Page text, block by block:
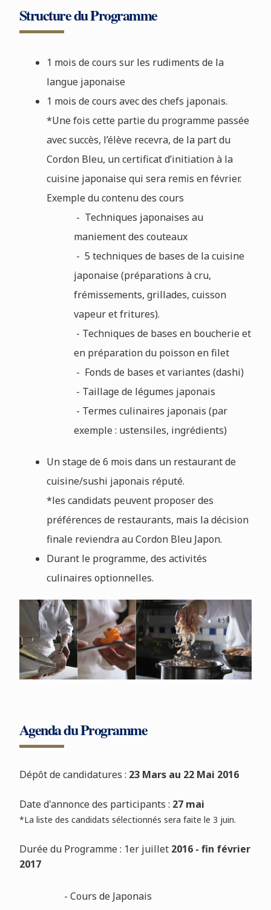
Structure du Programme
1 mois de cours sur les rudiments de la
langue japonaise
1 mois de cours avec des chefs japonais.
*Une fois cette partie du programme passée
avec succès, l’élève recevra, de la part du
Cordon Bleu, un certificat d’initiation à la
cuisine japonaise qui sera remis en février.
Exemple du contenu des cours
- Techniques japonaises au
maniement des couteaux
- 5 techniques de bases de la cuisine
japonaise (préparations à cru,
frémissements, grillades, cuisson
vapeur et fritures).
- Techniques de bases en boucherie et
en préparation du poisson en filet
- Fonds de bases et variantes (dashi)
- Taillage de légumes japonais
- Termes culinaires japonais (par
exemple : ustensiles, ingrédients)
Un stage de 6 mois dans un restaurant de
cuisine/sushi japonais réputé.
*les candidats peuvent proposer des
préférences de restaurants, mais la décision
finale reviendra au Cordon Bleu Japon.
Durant le programme, des activités
culinaires optionnelles.
Agenda du Programme
Dépôt de candidatures : 23 Mars au 22 Mai 2016
Date d'annonce des participants : 27 mai
*La liste des candidats sélectionnés sera faite le 3 juin.
Durée du Programme : 1er juillet2016 - fin février
2017
- Cours de Japonais